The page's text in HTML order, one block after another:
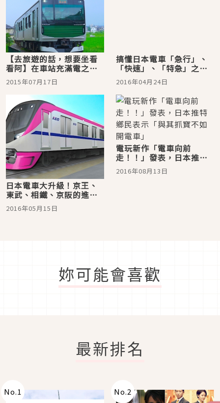
【去旅遊的話，想要坐看
看阿】在車站充滿電之後
靠電池奔走?!搭上像智慧
型手機一樣的電車
2015年07月17日
搞懂日本電車「急行」、
「快速」、「特急」之間
的區別
2016年04月24日
日本電車大升級！京王、
東武、相鐵、京阪的進化
系車廂
2016年05月15日
電玩新作「電車向前
走！！」發表，日本推特
鄉民表示「與其抓寶不如
開電車」
2016年08月13日
妳可能會喜歡
最新排名
No.1 No.2